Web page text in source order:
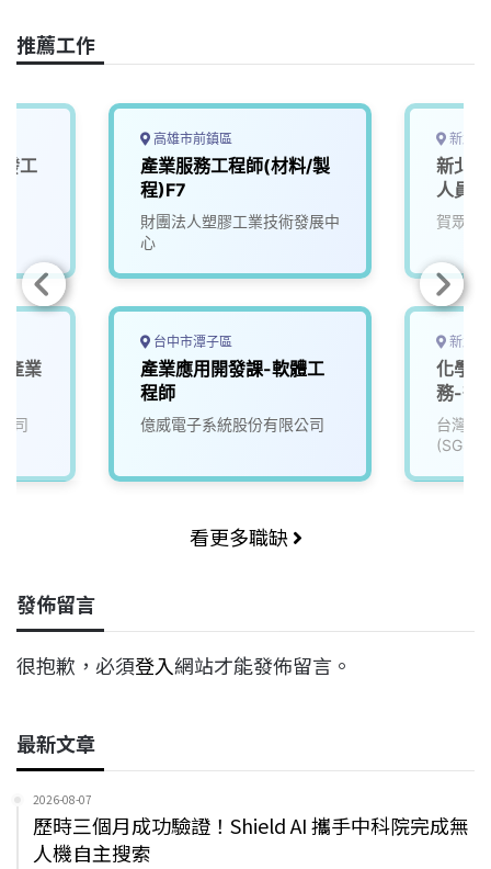
o
k
n
k
推薦工作
工
產業
司
高雄市前鎮區
產業服務工程師(材料/製
程)F7
財團法人塑膠工業技術發展中
心
台中市潭子區
產業應用開發課-軟體工
程師
億威電子系統股份有限公司
新北
新北
人員
賀眾企
新北
化學
務-微
台灣檢
(SGS)
看更多職缺
發佈留言
很抱歉，必須登入網站才能發佈留言。
最新文章
2026-08-07
歷時三個月成功驗證！Shield AI 攜手中科院完成無
人機自主搜索